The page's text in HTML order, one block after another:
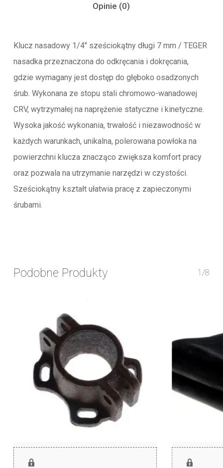
Opinie (0)
Klucz nasadowy 1/4″ sześciokątny długi 7 mm / TEGER
nasadka przeznaczona do odkręcania i dokręcania,
gdzie wymagany jest dostęp do głęboko osadzonych
śrub. Wykonana ze stopu stali chromowo-wanadowej
CRV, wytrzymałej na naprężenie statyczne i kinetyczne.
Wysoka jakość wykonania, trwałość i niezawodność w
każdych warunkach, unikalna, polerowana powłoka na
powierzchni klucza znacząco zwiększa komfort pracy
oraz pozwala na utrzymanie narzędzi w czystości.
Sześciokątny kształt ułatwia pracę z zapieczonymi
śrubami.
Podobne Produkty 1/8